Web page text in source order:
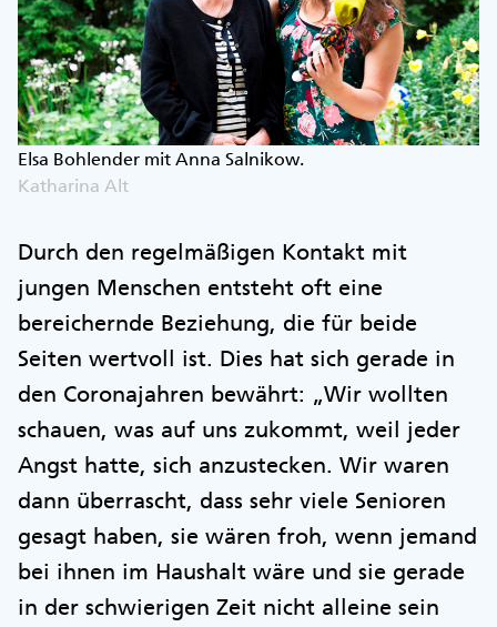
Elsa Bohlender mit Anna Salnikow.
Katharina Alt
Durch den regelmäßigen Kontakt mit
jungen Menschen entsteht oft eine
bereichernde Beziehung, die für beide
Seiten wertvoll ist. Dies hat sich gerade in
den Coronajahren bewährt: „Wir wollten
schauen, was auf uns zukommt, weil jeder
Angst hatte, sich anzustecken. Wir waren
dann überrascht, dass sehr viele Senioren
gesagt haben, sie wären froh, wenn jemand
bei ihnen im Haushalt wäre und sie gerade
in der schwierigen Zeit nicht alleine sein